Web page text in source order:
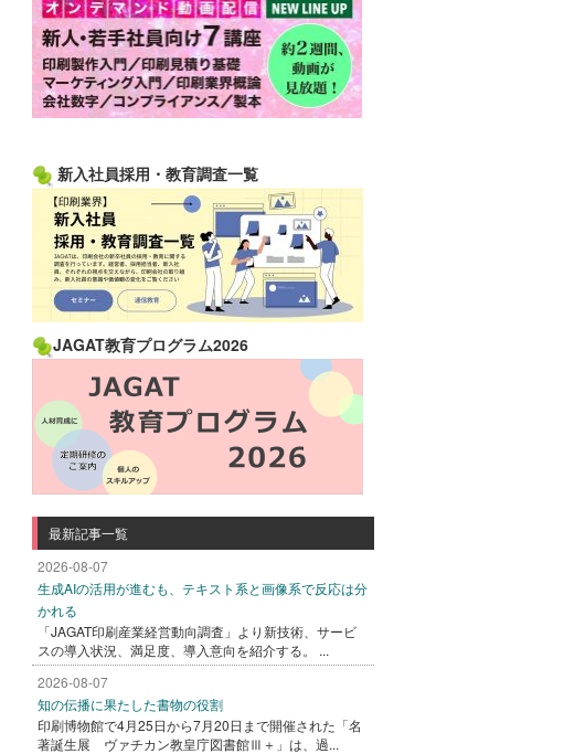
新入社員採用・教育調査一覧
JAGAT教育プログラム2026
最新記事一覧
2026-08-07
生成AIの活用が進むも、テキスト系と画像系で反応は分
かれる
「JAGAT印刷産業経営動向調査」より新技術、サービ
スの導入状況、満足度、導入意向を紹介する。 ...
2026-08-07
知の伝播に果たした書物の役割
印刷博物館で4月25日から7月20日まで開催された「名
著誕生展 ヴァチカン教皇庁図書館Ⅲ＋」は、過...